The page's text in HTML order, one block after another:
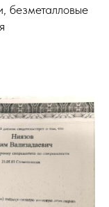
безметалловые